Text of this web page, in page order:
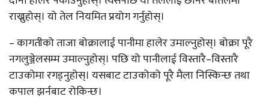
राख्नुहोस्। यो तेल नियमित प्रयोग गर्नुहोस्।
– कागतीको ताजा बोक्रालाई पानीमा हालेर उमाल्नुहोस्। बोक्रा पूरै
नगलुञ्जेलसम्म उमाल्नुहोस्। पछि यो पानीलाई विस्तारै–विस्तारै
टाउकोमा रगड्नुहोस्। यसबाट टाउकोको पूरै मैला निस्किन्छ तथा
कपाल झर्नबाट रोकिन्छ।